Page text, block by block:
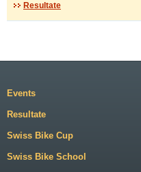
Resultate
Events
Resultate
Swiss Bike Cup
Swiss Bike School